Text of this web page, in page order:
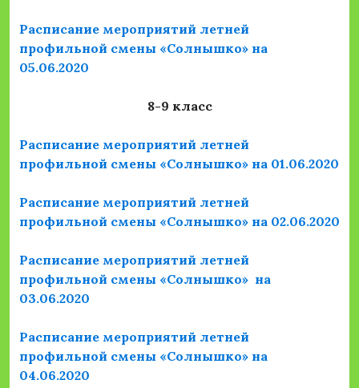
Расписание мероприятий летней
профильной смены «Солнышко» на
05.06.2020
8-9 класс
Расписание мероприятий летней
профильной смены «Солнышко» на 01.06.2020
Расписание мероприятий летней
профильной смены «Солнышко» на 02.06.2020
Расписание мероприятий летней
профильной смены «Солнышко» на
03.06.2020
Расписание мероприятий летней
профильной смены «Солнышко» на
04.06.2020